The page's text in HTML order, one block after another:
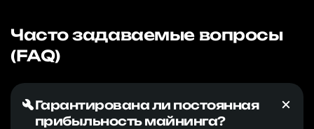
Часто задаваемые вопросы
(FAQ)
Гарантирована ли постоянная
прибыльность майнинга?